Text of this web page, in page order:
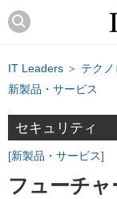
IT Leaders ＞ テク
新製品・サービス
セキュリティ
新製品・サービス
フューチャ